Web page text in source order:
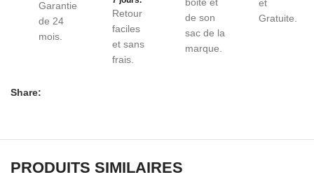
Garantie
de 24
mois.
Retour
faciles
et sans
frais.
de son
sac de la
marque.
et
Gratuite.
Share:
PRODUITS SIMILAIRES